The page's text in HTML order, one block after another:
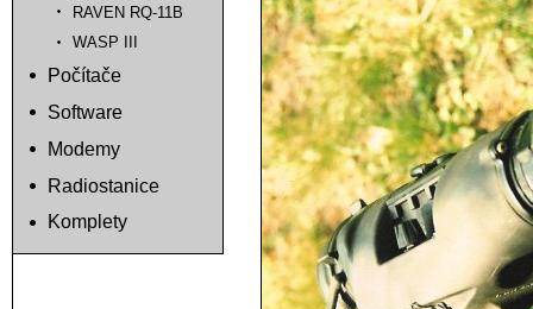
RAVEN RQ-11B
WASP III
Počítače
Software
Modemy
Radiostanice
Komplety